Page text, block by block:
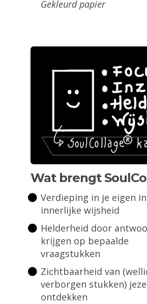
Gekleurd papier
Wat brengt
Verdieping in je eigen
innerlijke wijsheid
Helderheid door
krijgen op bepaalde
vraagstukken
Zichtbaarheid van
verborgen stukken)
ontdekken